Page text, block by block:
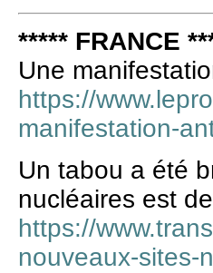
***** FRANCE
Une
https://
manifestation-
Un tabou a été
nucléaires est
https://
nouveaux-sites-